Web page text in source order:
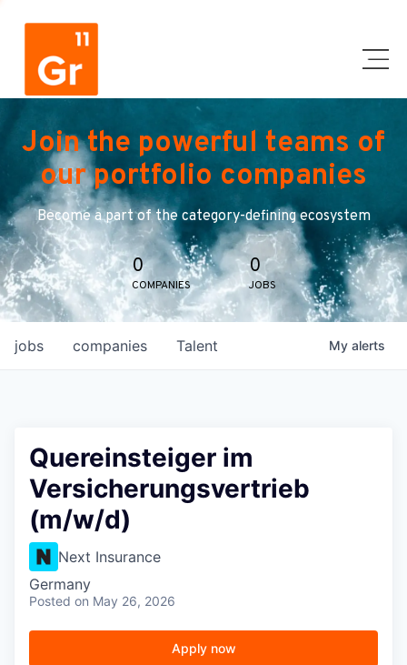
Join the powerful teams of
our portfolio companies
Become a part of the category-defining ecosystem
0
COMPANIES
0
JOBS
jobs companies Talent My alerts
Quereinsteiger im
Versicherungsvertrieb
(m/w/d)
Next Insurance
Germany
Posted on May 26, 2026
Apply now